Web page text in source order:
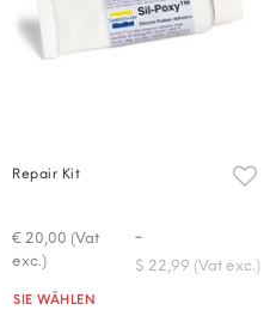
Repair Kit
€ 20,00 (Vat
exc.)
-
$ 22,99 (Vat exc.)
Quantità
SIE WÄHLEN